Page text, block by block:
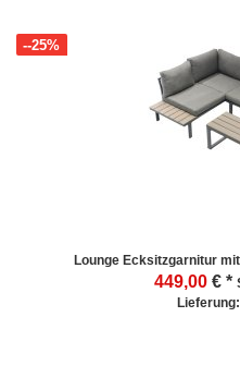
Lounge Ecksitzgarnitur
449,00
--25%
€ *